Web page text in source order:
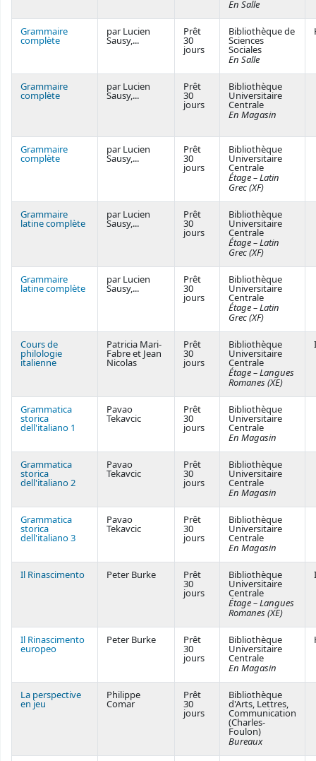
En Salle
Grammaire
complète
par Lucien
Sausy,...
Prêt
30
jours
Bibliothèque de
Sciences
Sociales
En Salle
Grammaire
complète
par Lucien
Sausy,...
Prêt
30
jours
Bibliothèque
Universitaire
Centrale
En Magasin
Grammaire
complète
par Lucien
Sausy,...
Prêt
30
jours
Bibliothèque
Universitaire
Centrale
Étage – Latin
Grec (XF)
Grammaire
latine complète
par Lucien
Sausy,...
Prêt
30
jours
Bibliothèque
Universitaire
Centrale
Étage – Latin
Grec (XF)
Grammaire
latine complète
par Lucien
Sausy,...
Prêt
30
jours
Bibliothèque
Universitaire
Centrale
Étage – Latin
Grec (XF)
Cours de
philologie
italienne
Patricia Mari-
Fabre et Jean
Nicolas
Prêt
30
jours
Bibliothèque
Universitaire
Centrale
Étage – Langues
Romanes (XE)
Grammatica
storica
dell'italiano 1
Pavao
Tekavcic
Prêt
30
jours
Bibliothèque
Universitaire
Centrale
En Magasin
Grammatica
storica
dell'italiano 2
Pavao
Tekavcic
Prêt
30
jours
Bibliothèque
Universitaire
Centrale
En Magasin
Grammatica
storica
dell'italiano 3
Pavao
Tekavcic
Prêt
30
jours
Bibliothèque
Universitaire
Centrale
En Magasin
Il Rinascimento Peter Burke Prêt
30
jours
Bibliothèque
Universitaire
Centrale
Étage – Langues
Romanes (XE)
Il Rinascimento
europeo
Peter Burke Prêt
30
jours
Bibliothèque
Universitaire
Centrale
En Magasin
La perspective
en jeu
Philippe
Comar
Prêt
30
jours
Bibliothèque
d'Arts, Lettres,
Communication
(Charles-
Foulon)
Bureaux